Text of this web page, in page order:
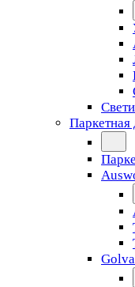
Паркетная